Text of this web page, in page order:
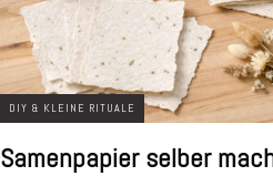
DIY & KLEINE RITUALE
Samenpapier selber